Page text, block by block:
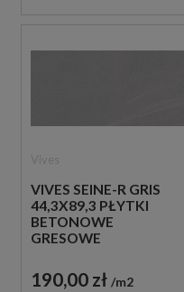
VIVES SEINE-R GRIS
44,3X89,3 PŁYTKI
BETONOWE
GRESOWE
190,00 zł m2